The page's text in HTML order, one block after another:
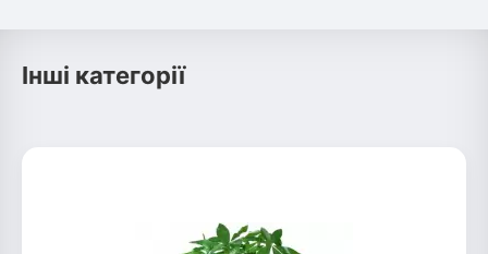
Інші категорії